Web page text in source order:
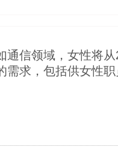
通信领域，女性将
需求，包括供女性职